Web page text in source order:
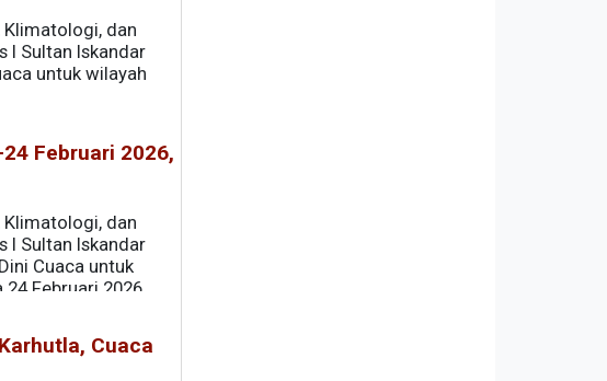
Klimatologi, dan
I Sultan Iskandar
untuk wilayah
Februari 2026,
Klimatologi, dan
I Sultan Iskandar
Cuaca untuk
Februari 2026.
Cuaca